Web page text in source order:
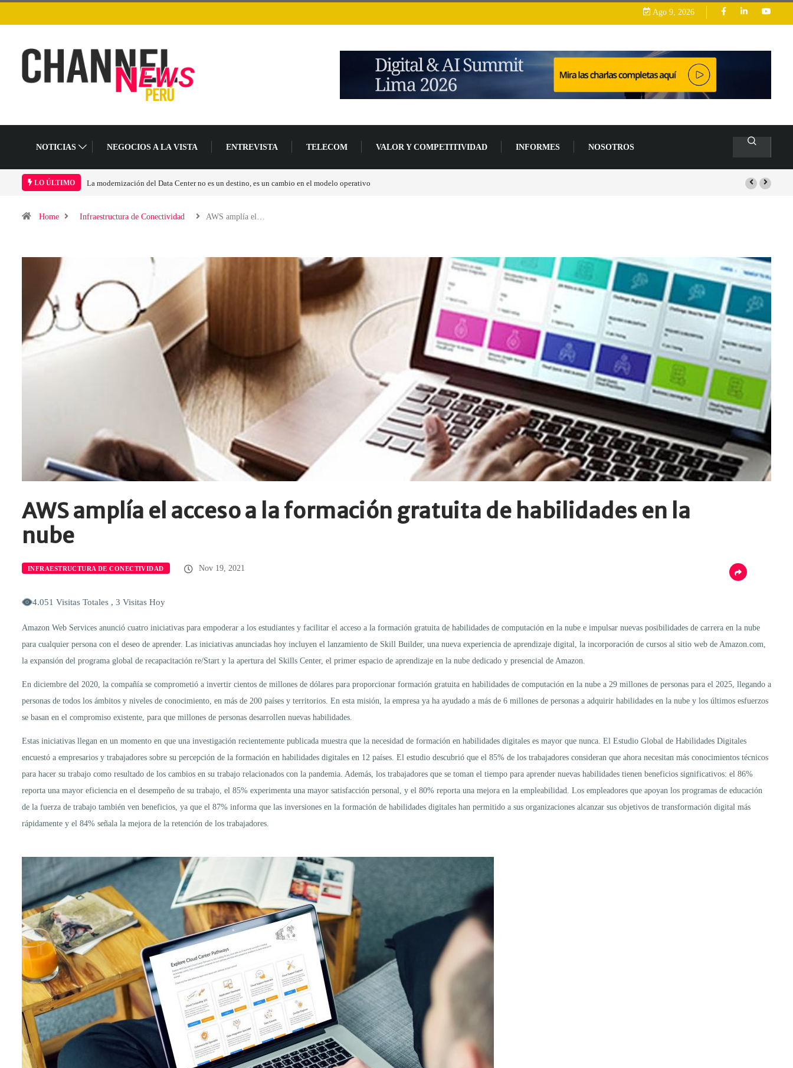
Ago 9, 2026
NOTICIAS NEGOCIOS A LA VISTA ENTREVISTA TELECOM VALOR Y COMPETITIVIDAD INFORMES NOSOTROS
LO ÚLTIMO Los ingresos por semiconductores aumentarán más de un 94 % en 2026
Home Infraestructura de Conectividad AWS amplía el…
AWS amplía el acceso a la formación gratuita de habilidades en la
nube
INFRAESTRUCTURA DE CONECTIVIDAD Nov 19, 2021
4.051 Visitas Totales , 3 Visitas Hoy
Amazon Web Services anunció cuatro iniciativas para empoderar a los estudiantes y facilitar el acceso a la formación gratuita de habilidades de computación en la nube e impulsar nuevas posibilidades de carrera en la nube
para cualquier persona con el deseo de aprender. Las iniciativas anunciadas hoy incluyen el lanzamiento de Skill Builder, una nueva experiencia de aprendizaje digital, la incorporación de cursos al sitio web de Amazon.com,
la expansión del programa global de recapacitación re/Start y la apertura del Skills Center, el primer espacio de aprendizaje en la nube dedicado y presencial de Amazon.
En diciembre del 2020, la compañía se comprometió a invertir cientos de millones de dólares para proporcionar formación gratuita en habilidades de computación en la nube a 29 millones de personas para el 2025, llegando a
personas de todos los ámbitos y niveles de conocimiento, en más de 200 países y territorios. En esta misión, la empresa ya ha ayudado a más de 6 millones de personas a adquirir habilidades en la nube y los últimos esfuerzos
se basan en el compromiso existente, para que millones de personas desarrollen nuevas habilidades.
Estas iniciativas llegan en un momento en que una investigación recientemente publicada muestra que la necesidad de formación en habilidades digitales es mayor que nunca. El Estudio Global de Habilidades Digitales
encuestó a empresarios y trabajadores sobre su percepción de la formación en habilidades digitales en 12 países. El estudio descubrió que el 85% de los trabajadores consideran que ahora necesitan más conocimientos técnicos
para hacer su trabajo como resultado de los cambios en su trabajo relacionados con la pandemia. Además, los trabajadores que se toman el tiempo para aprender nuevas habilidades tienen beneficios significativos: el 86%
reporta una mayor eficiencia en el desempeño de su trabajo, el 85% experimenta una mayor satisfacción personal, y el 80% reporta una mejora en la empleabilidad. Los empleadores que apoyan los programas de educación
de la fuerza de trabajo también ven beneficios, ya que el 87% informa que las inversiones en la formación de habilidades digitales han permitido a sus organizaciones alcanzar sus objetivos de transformación digital más
rápidamente y el 84% señala la mejora de la retención de los trabajadores.